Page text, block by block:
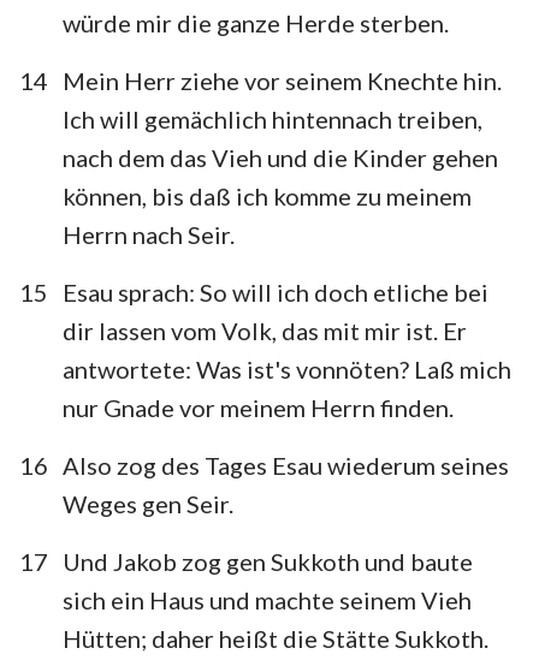
50
würde mir die ganze Herde sterben.
14
Mein Herr ziehe vor seinem Knechte hin.
Ich will gemächlich hintennach treiben,
nach dem das Vieh und die Kinder gehen
können, bis daß ich komme zu meinem
Herrn nach Seir.
15
Esau sprach: So will ich doch etliche bei
dir lassen vom Volk, das mit mir ist. Er
antwortete: Was ist's vonnöten? Laß mich
nur Gnade vor meinem Herrn finden.
16 Also zog des Tages Esau wiederum seines
Weges gen Seir.
17
Und Jakob zog gen Sukkoth und baute
sich ein Haus und machte seinem Vieh
Hütten; daher heißt die Stätte Sukkoth.